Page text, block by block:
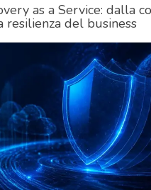
as a Service: dalla
resilienza del business